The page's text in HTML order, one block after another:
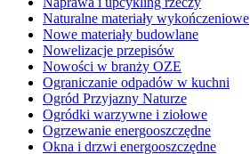
Naturalne materiały wykończeniowe
Nowe materiały budowlane
Nowelizacje przepisów
Nowości w branży OZE
Ograniczanie odpadów w kuchni
Ogród Przyjazny Naturze
Ogródki warzywne i ziołowe
Ogrzewanie energooszczędne
Okna i drzwi energooszczędne